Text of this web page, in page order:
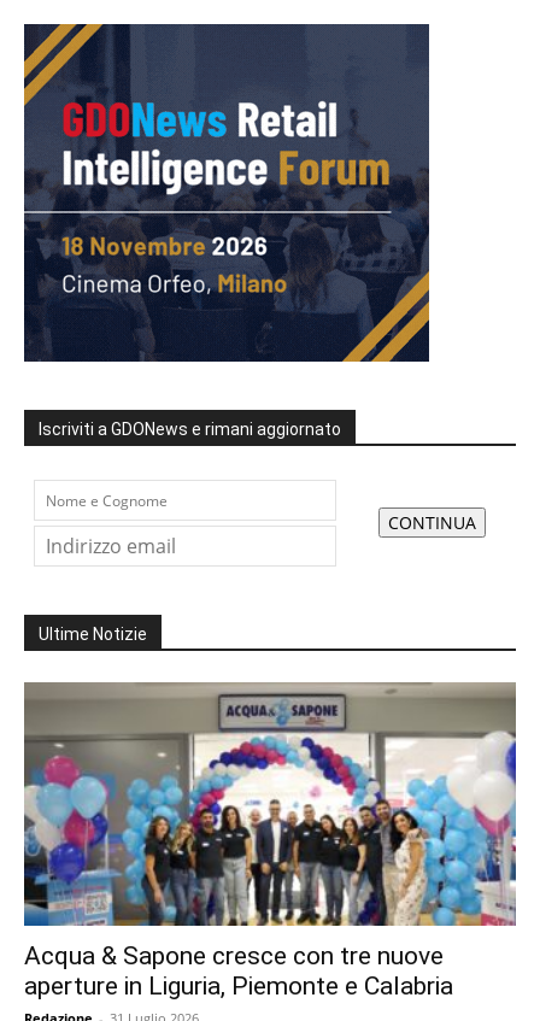
Iscriviti a GDONews e rimani aggiornato
Ultime Notizie
Acqua & Sapone cresce con tre nuove
aperture in Liguria, Piemonte e Calabria